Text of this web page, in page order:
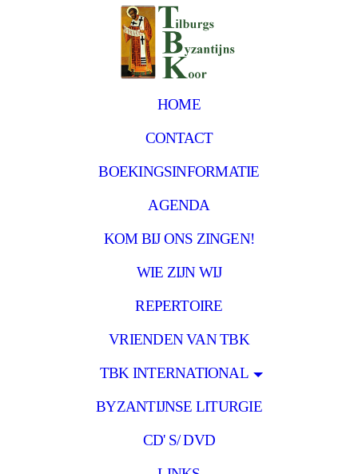
HOME
CONTACT
BOEKINGSINFORMATIE
AGENDA
KOM BIJ ONS ZINGEN!
WIE ZIJN WIJ
REPERTOIRE
VRIENDEN VAN TBK
TBK INTERNATIONAL
BYZANTIJNSE LITURGIE
CD' S/ DVD